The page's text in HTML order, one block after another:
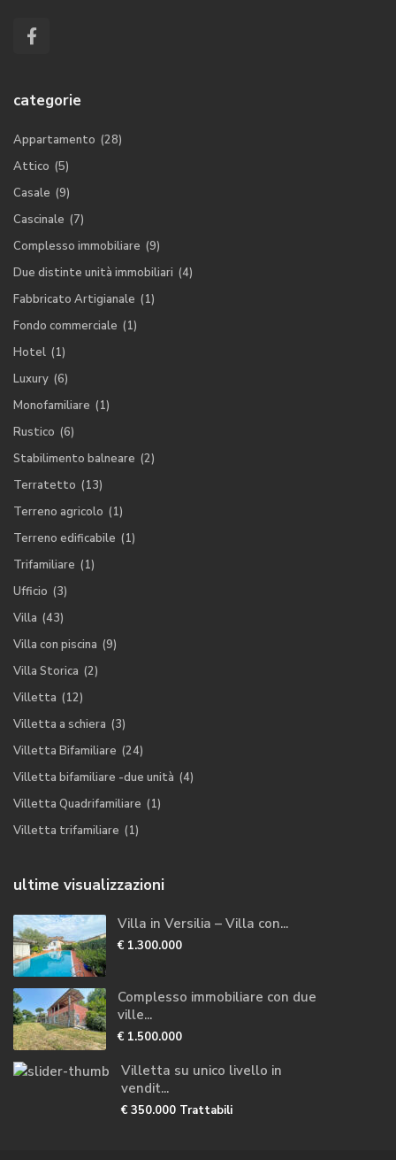
categorie
Appartamento (28)
Attico (5)
Casale (9)
Cascinale (7)
Complesso immobiliare (9)
Due distinte unità immobiliari (4)
Fabbricato Artigianale (1)
Fondo commerciale (1)
Hotel (1)
Luxury (6)
Monofamiliare (1)
Rustico (6)
Stabilimento balneare (2)
Terratetto (13)
Terreno agricolo (1)
Terreno edificabile (1)
Trifamiliare (1)
Ufficio (3)
Villa (43)
Villa con piscina (9)
Villa Storica (2)
Villetta (12)
Villetta a schiera (3)
Villetta Bifamiliare (24)
Villetta bifamiliare -due unità (4)
Villetta Quadrifamiliare (1)
Villetta trifamiliare (1)
ultime visualizzazioni
Villa in Versilia – Villa con...
€ 1.300.000
Complesso immobiliare con due
ville...
€ 1.500.000
Villetta su unico livello in
vendit...
€ 350.000 Trattabili